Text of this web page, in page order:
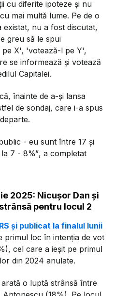
cu diferite ipoteze și nu
mai multă lume. Pe de o
nu a fost discutat,
greu să le spui
X', 'votează-l pe Y',
se informează și votează
Capitalei.
înainte de a-și lansa
de sondaj, care i-a spus
- eu sunt între 17 și
7 - 8%”, a completat
2025: Nicușor Dan și
pentru locul 2
și publicat la finalul lunii
primul loc în intenția de vot
cel care a ieșit pe primul
din 2024 anulate.
o luptă strânsă între